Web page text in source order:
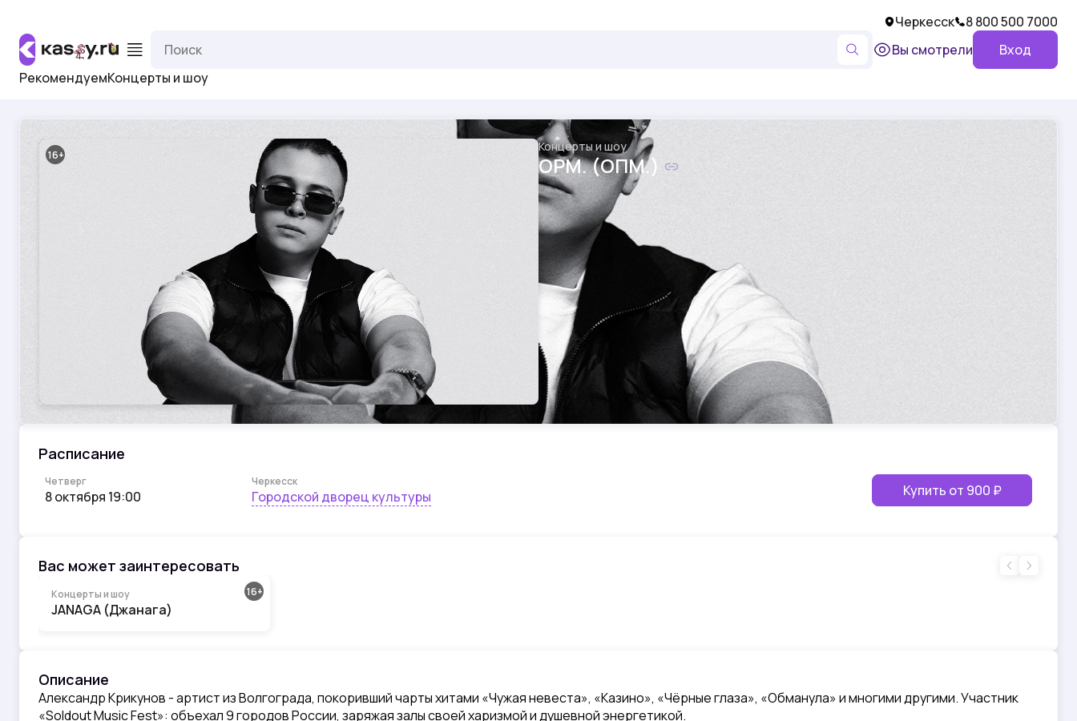
Черкесск
8 800 500 7000
Вы смотрели
Вход
РекомендуемКонцерты и шоу
16
Концерты и шоу
OPM. (ОПМ.)
Расписание
Четверг
8 октября 19:00
Черкесск
Городской дворец культуры Купить от 900 ₽
Вас может заинтересовать
16
Концерты и шоу
JANAGA (Джанага)
Описание
Александр Крикунов - артист из Волгограда, покоривший чарты хитами «Чужая невеста», «Казино», «Чёрные глаза», «Обманула» и многими другими. Участник
«Soldout Music Fest»: объехал 9 городов России, заряжая залы своей харизмой и душевной энергетикой.